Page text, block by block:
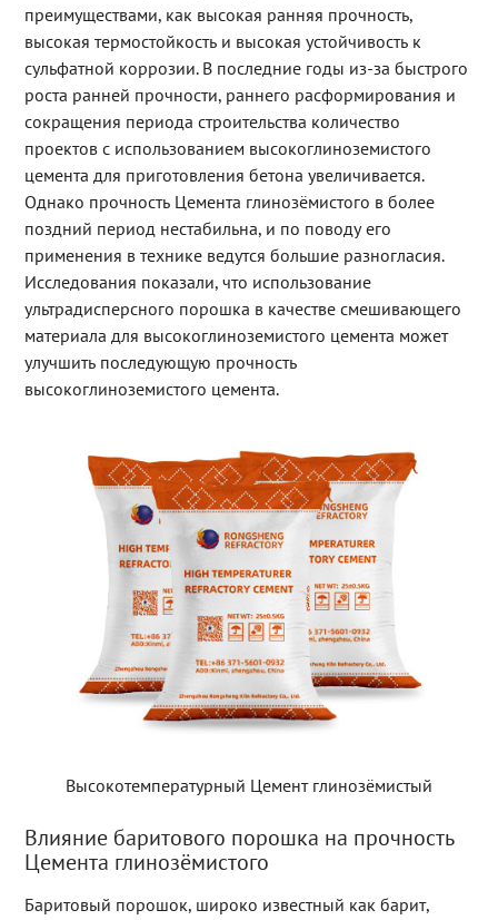
преимуществами, как высокая ранняя прочность,
высокая термостойкость и высокая устойчивость к
сульфатной коррозии. В последние годы из-за быстрого
роста ранней прочности, раннего расформирования и
сокращения периода строительства количество
проектов с использованием высокоглиноземистого
цемента для приготовления бетона увеличивается.
Однако прочность Цемента глинозёмистого в более
поздний период нестабильна, и по поводу его
применения в технике ведутся большие разногласия.
Исследования показали, что использование
ультрадисперсного порошка в качестве смешивающего
материала для высокоглиноземистого цемента может
улучшить последующую прочность
высокоглиноземистого цемента.
Высокотемпературный Цемент глинозёмистый
Влияние баритового порошка на прочность
Цемента глинозёмистого
Баритовый порошок, широко известный как барит,